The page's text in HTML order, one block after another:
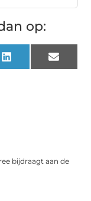
op:
LinkedIn Email
bijdraagt aan de